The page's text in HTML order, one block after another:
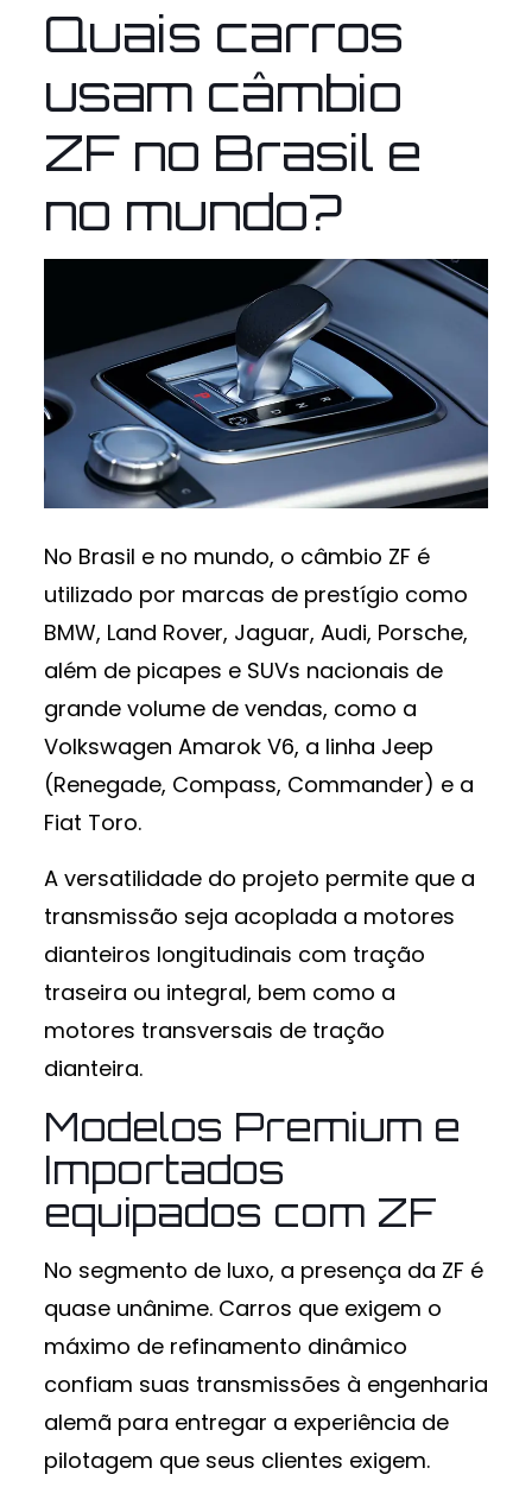
Quais carros
usam câmbio
ZF no Brasil e
no mundo?
No Brasil e no mundo, o câmbio ZF é
utilizado por marcas de prestígio como
BMW, Land Rover, Jaguar, Audi, Porsche,
além de picapes e SUVs nacionais de
grande volume de vendas, como a
Volkswagen Amarok V6, a linha Jeep
(Renegade, Compass, Commander) e a
Fiat Toro.
A versatilidade do projeto permite que a
transmissão seja acoplada a motores
dianteiros longitudinais com tração
traseira ou integral, bem como a
motores transversais de tração
dianteira.
Modelos Premium e
Importados
equipados com ZF
No segmento de luxo, a presença da ZF é
quase unânime. Carros que exigem o
máximo de refinamento dinâmico
confiam suas transmissões à engenharia
alemã para entregar a experiência de
pilotagem que seus clientes exigem.